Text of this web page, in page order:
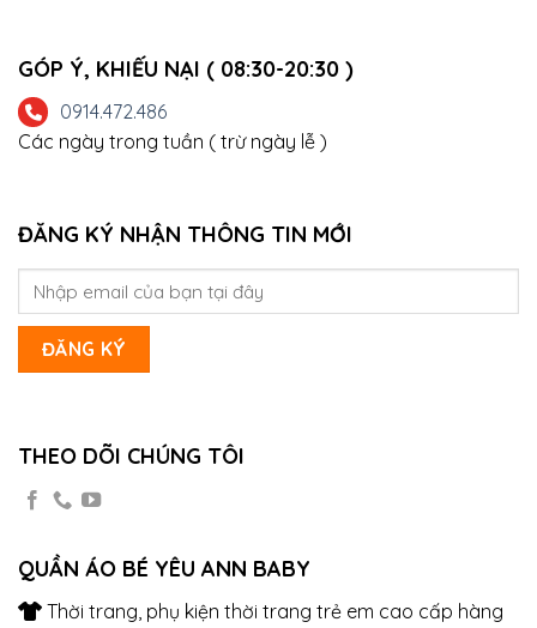
GÓP Ý, KHIẾU NẠI ( 08:30-20:30 )
0914.472.486
Các ngày trong tuần ( trừ ngày lễ )
ĐĂNG KÝ NHẬN THÔNG TIN MỚI
THEO DÕI CHÚNG TÔI
QUẦN ÁO BÉ YÊU ANN BABY
Thời trang, phụ kiện thời trang trẻ em cao cấp hàng